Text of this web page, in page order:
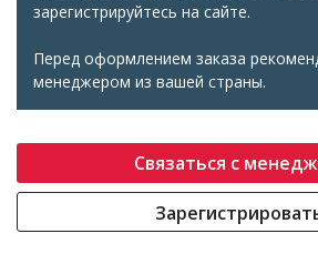
зарегистрируйтесь на сайте.
Перед оформлением заказа
менеджером из вашей страны.
Связаться с